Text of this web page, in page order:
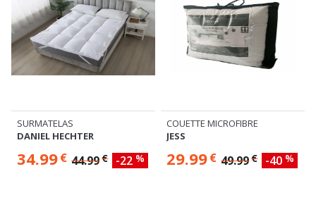
SURMATELAS
DANIEL HECHTER
34.99€ 44.99€ -22 %
COUETTE MICROFIBRE
JESS
29.99€ 49.99€ -40 %